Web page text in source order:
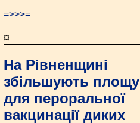
=>>>=
¤
На Рівненщині
збільшують площу
для пероральної
вакцинації диких